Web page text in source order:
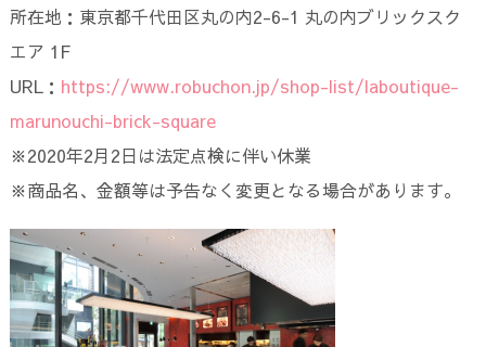
所在地：東京都千代田区丸の内2-6-1 丸の内ブリックスク
エア 1F
URL： https://www.robuchon.jp/shop-list/laboutique-
marunouchi-brick-square
※2020年2月2日は法定点検に伴い休業
※商品名、金額等は予告なく変更となる場合があります。